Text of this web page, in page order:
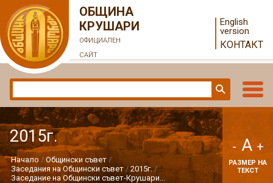
ОБЩИНА
КРУШАРИ
ОФИЦИАЛЕН
САЙТ
English
version
КОНТАКТ
2015г.
Начало
Общински съвет
Заседания на Общински съвет
2015г.
Заседание на Общински съвет-Крушари...
- A +
РАЗМЕР НА
ТЕКСТ